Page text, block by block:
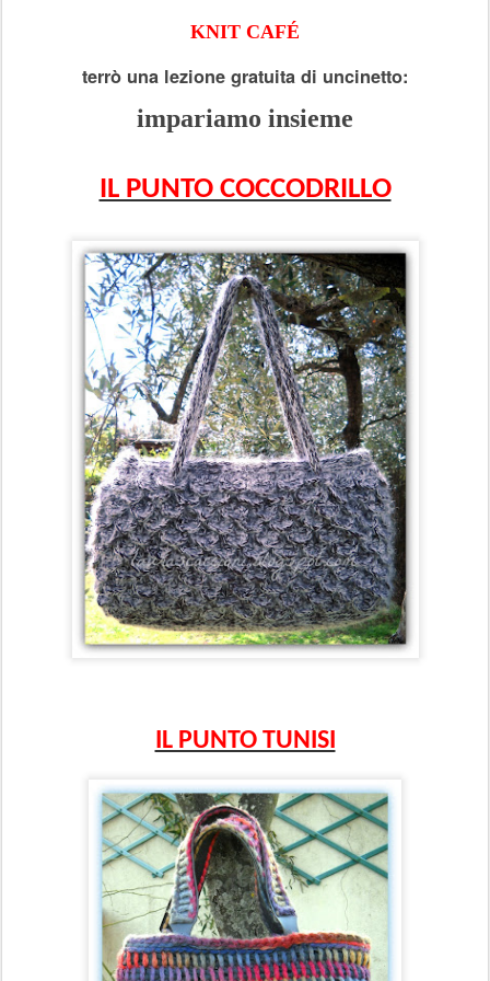
KNIT CAFÉ
terrò una lezione gratuita di uncinetto:
impariamo insieme
IL PUNTO COCCODRILLO
IL PUNTO TUNISI